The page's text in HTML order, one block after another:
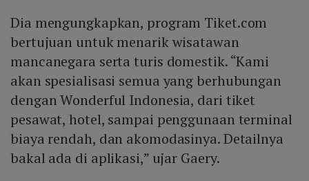
Dia mengungkapkan, program Tiket.com
bertujuan untuk menarik wisatawan
mancanegara serta turis domestik. “Kami
akan spesialisasi semua yang berhubungan
dengan Wonderful Indonesia, dari tiket
pesawat, hotel, sampai penggunaan terminal
biaya rendah, dan akomodasinya. Detailnya
bakal ada di aplikasi,” ujar Gaery.